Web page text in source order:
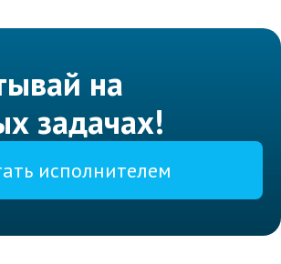
на
задачах!
исполнителем